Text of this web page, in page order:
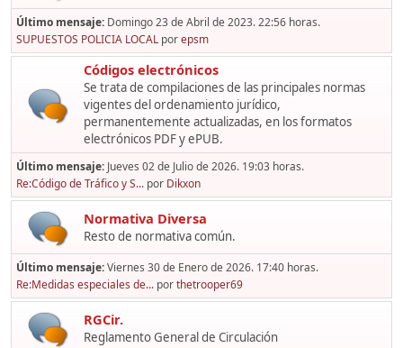
Último mensaje: Domingo 23 de Abril de 2023. 22:56 horas.
SUPUESTOS POLICIA LOCAL porepsm
Códigos electrónicos
Se trata de compilaciones de las principales normas
vigentes del ordenamiento jurídico,
permanentemente actualizadas, en los formatos
electrónicos PDF y ePUB.
Último mensaje: Jueves 02 de Julio de 2026. 19:03 horas.
Re:Código de Tráfico y S... por Dikxon
Normativa Diversa
Resto de normativa común.
Último mensaje:Viernes 30 de Enero de 2026. 17:40 horas.
Re:Medidas especiales de... porthetrooper69
RGCir.
Reglamento General de Circulación